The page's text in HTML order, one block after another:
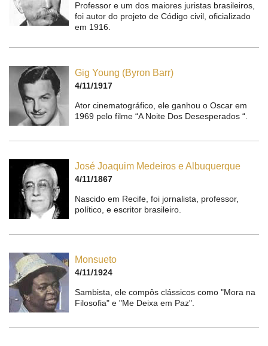
Professor e um dos maiores juristas brasileiros,
foi autor do projeto de Código civil, oficializado
em 1916.
Gig Young (Byron Barr)
4/11/1917
Ator cinematográfico, ele ganhou o Oscar em
1969 pelo filme “A Noite Dos Desesperados “.
José Joaquim Medeiros e Albuquerque
4/11/1867
Nascido em Recife, foi jornalista, professor,
político, e escritor brasileiro.
Monsueto
4/11/1924
Sambista, ele compôs clássicos como "Mora na
Filosofia" e "Me Deixa em Paz".